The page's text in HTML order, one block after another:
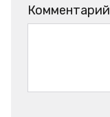
Комментарий